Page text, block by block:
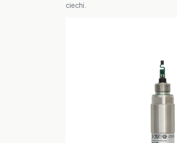
ciechi.